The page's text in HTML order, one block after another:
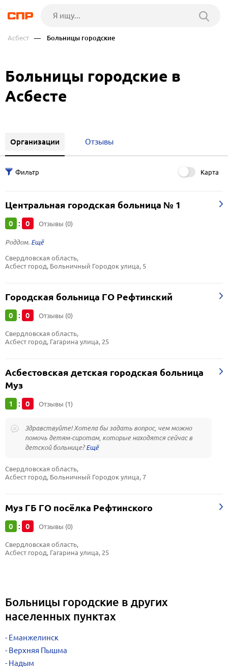
Асбест — Больницы городские
Больницы городские в
Асбесте
Организации Отзывы
Карта
Центральная городская больница № 1
0 : 0 Отзывы (0)
Роддом.
Свердловская область,
Асбест город, Больничный Городок улица, 5
Городская больница ГО Рефтинский
0 : 0 Отзывы (0)
Свердловская область,
Асбест город, Гагарина улица, 25
Асбестовская детская городская больница
Муз
1 : 0 Отзывы (1)
Здравствуйте! Хотела бы задать вопрос, чем можно
помочь детям-сиротам, которые находятся сейчас в
детской больнице?
Свердловская область,
Асбест город, Больничный Городок улица, 7
Муз ГБ ГО посёлка Рефтинского
0 : 0 Отзывы (0)
Свердловская область,
Асбест город, Гагарина улица, 25
Больницы городские в других
населенных пунктах
Еманжелинск
Верхняя Пышма
Надым